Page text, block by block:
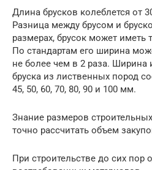
Длина брусков колеблется от
Разница между брусом и
размерах, брусок может
По стандартам его ширина
не более чем в 2 раза. Ширина
бруска из лиственных пород
45, 50, 60, 70, 80, 90 и 100 мм.
Знание размеров
точно рассчитать объем
При строительстве до сих пор